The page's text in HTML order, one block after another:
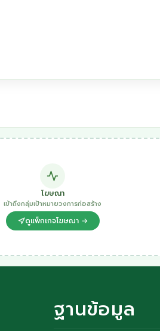
โฆษณา
เข้าถึงกลุ่มเป้าหมายวงการก่อสร้าง
ดูแพ็กเกจโฆษณา →
ฐานข้อมูล